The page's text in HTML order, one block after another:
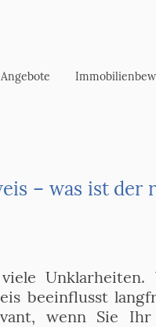
Angebote
beeinflusst
wenn Sie
– was ist